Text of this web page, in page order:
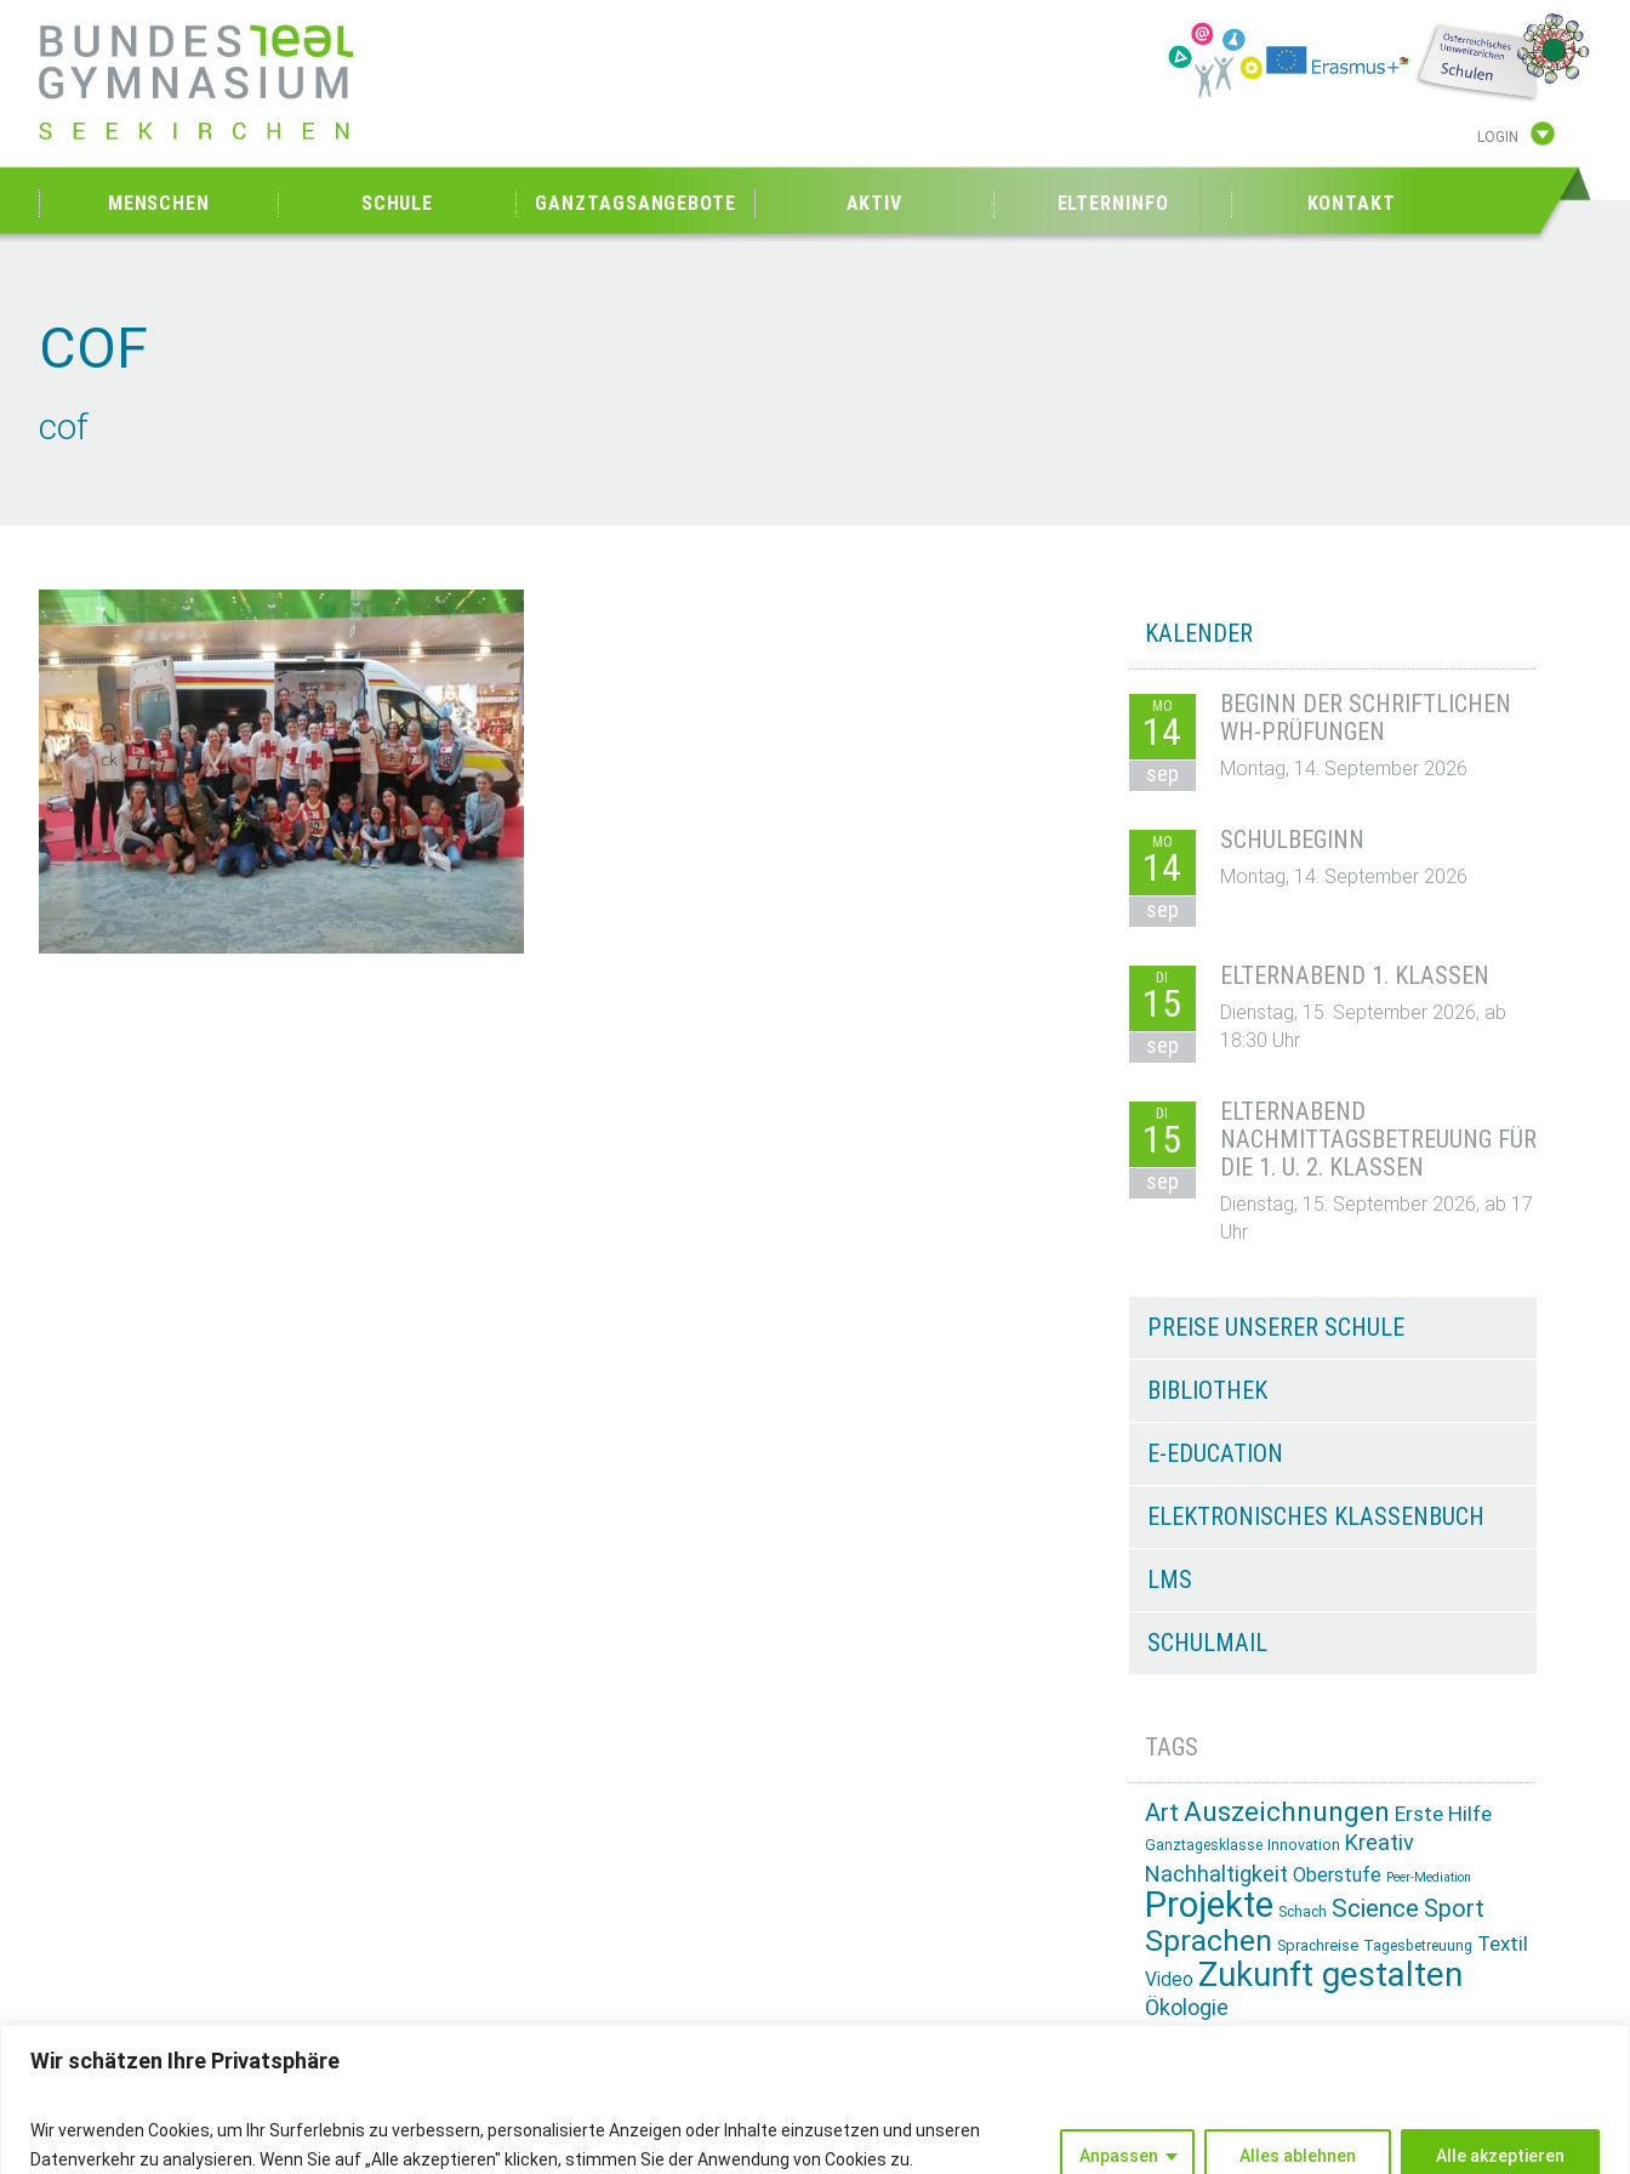
Wir schätzen Ihre Privatsphäre
Wir verwenden Cookies, um Ihr Surferlebnis zu verbessern, personalisierte Anzeigen oder Inhalte einzusetzen und unseren
Datenverkehr zu analysieren. Wenn Sie auf „Alle akzeptieren" klicken, stimmen Sie der Anwendung von Cookies zu.
Anpassen Alles ablehnen Alle akzeptieren
LOGIN
MENSCHEN SCHULE GANZTAGSANGEBOTE AKTIV ELTERNINFO KONTAKT
COF
cof
KALENDER
MO
14
sep
BEGINN DER SCHRIFTLICHEN
WH-PRÜFUNGEN
Montag, 14. September 2026
MO
14
sep
SCHULBEGINN
Montag, 14. September 2026
DI
15
sep
ELTERNABEND 1. KLASSEN
Dienstag, 15. September 2026, ab
18:30 Uhr
DI
15
sep
ELTERNABEND
NACHMITTAGSBETREUUNG FÜR
DIE 1. U. 2. KLASSEN
Dienstag, 15. September 2026, ab 17
Uhr
PREISE UNSERER SCHULE
BIBLIOTHEK
E-EDUCATION
ELEKTRONISCHES KLASSENBUCH
LMS
SCHULMAIL
TAGS
Art Auszeichnungen Erste Hilfe
Ganztagesklasse Innovation Kreativ
Nachhaltigkeit Oberstufe Peer-Mediation
Projekte Schach Science Sport
Sprachen Sprachreise Tagesbetreuung Textil
Video Zukunft gestalten
Ökologie
IMPRESSUM
DATENSCHUTZ
INSTAGRAM